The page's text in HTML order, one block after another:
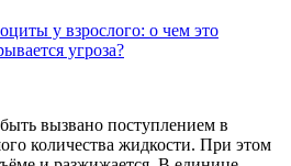
у взрослого: о чем это
угроза?
вызвано поступлением в
количества жидкости. При этом